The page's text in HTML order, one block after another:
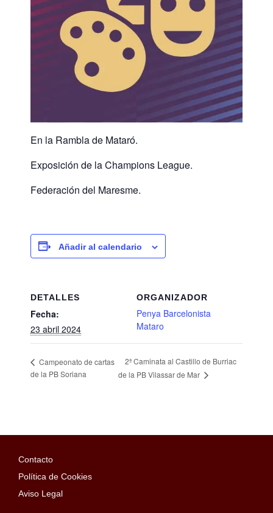
En la Rambla de Mataró.
Exposición de la Champions League.
Federación del Maresme.
Añadir al calendario
DETALLES
Fecha:
23 abril 2024
ORGANIZADOR
Penya Barcelonista
Mataro
Campeonato de cartas
de la PB Soriana
2ª Caminata al Castillo de Burriac
de la PB Vilassar de Mar
Contacto
Política de Cookies
Aviso Legal